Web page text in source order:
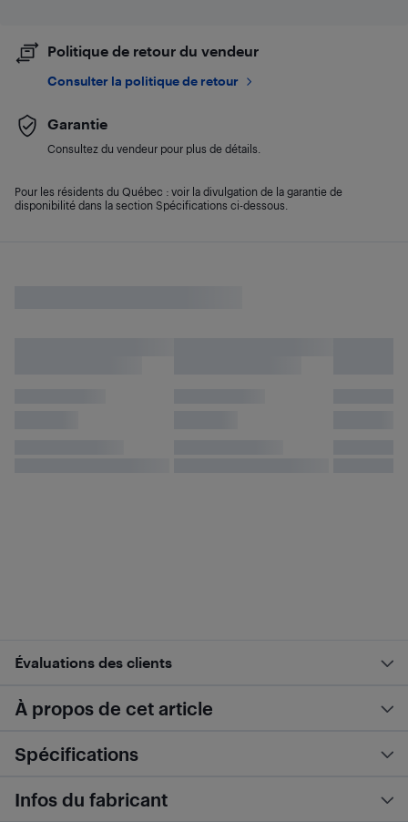
Politique de retour du vendeur
Consulter la politique de retour
Garantie
Consultez du vendeur pour plus de détails.
Pour les résidents du Québec : voir la divulgation de la garantie de
disponibilité dans la section Spécifications ci-dessous.
Évaluations des clients
À propos de cet article
Spécifications
Infos du fabricant